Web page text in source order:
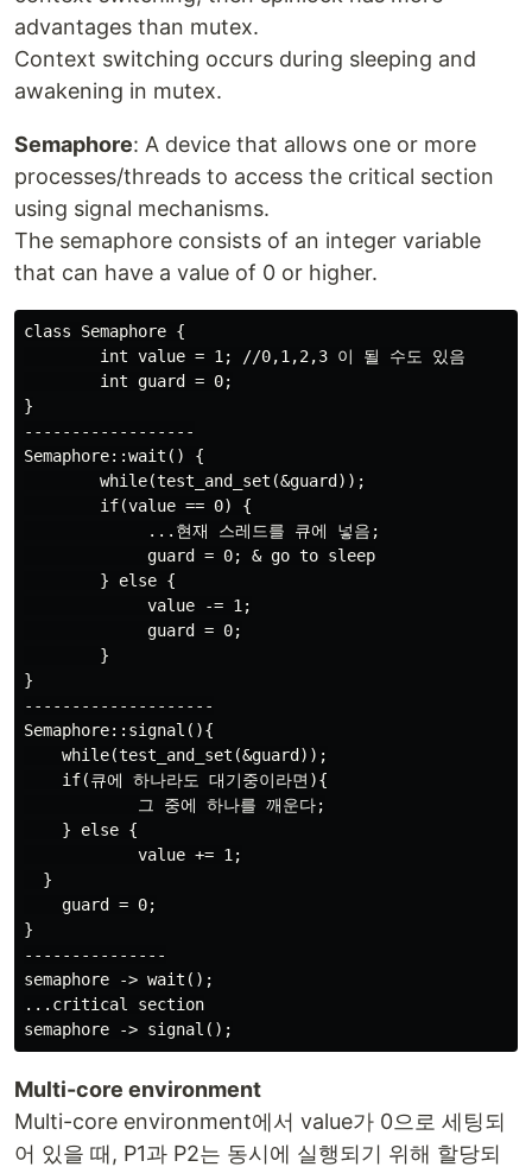
advantages than mutex.
Context switching occurs during sleeping and
awakening in mutex.
Semaphore: A device that allows one or more
processes/threads to access the critical section
using signal mechanisms.
The semaphore consists of an integer variable
that can have a value of 0 or higher.
class Semaphore {
        int value = 1; //0,1,2,3 이 될 수도 있음
        int guard = 0;
}
------------------
Semaphore::wait() {
        while(test_and_set(&guard));
        if(value == 0) {
             ...현재 스레드를 큐에 넣음;
             guard = 0; & go to sleep
        } else {
             value -= 1;
             guard = 0;
        }
}
--------------------
Semaphore::signal(){
    while(test_and_set(&guard));
    if(큐에 하나라도 대기중이라면){
            그 중에 하나를 깨운다;
    } else {
            value += 1;
  }
    guard = 0;
}
---------------
semaphore -> wait();
...critical section
Multi-core environment
Multi-core environment에서 value가 0으로 세팅되
어 있을 때, P1과 P2는 동시에 실행되기 위해 할당되